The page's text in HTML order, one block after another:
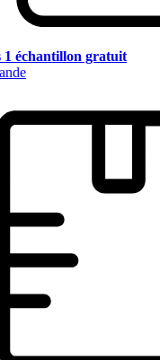
1 échantillon gratuit